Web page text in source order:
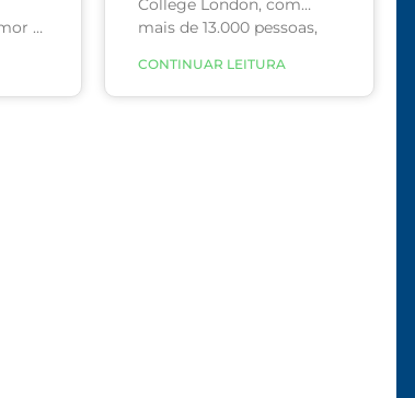
e
do
College London, com
mais de 13.000 pessoas,
que relataram comer
chocolate 70% em dois
CONTINUAR LEITURA